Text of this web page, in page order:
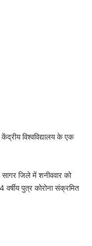
विश्वविद्यालय के एक
जिले में शनीववार को
पुत्र कोरोना संक्रमित